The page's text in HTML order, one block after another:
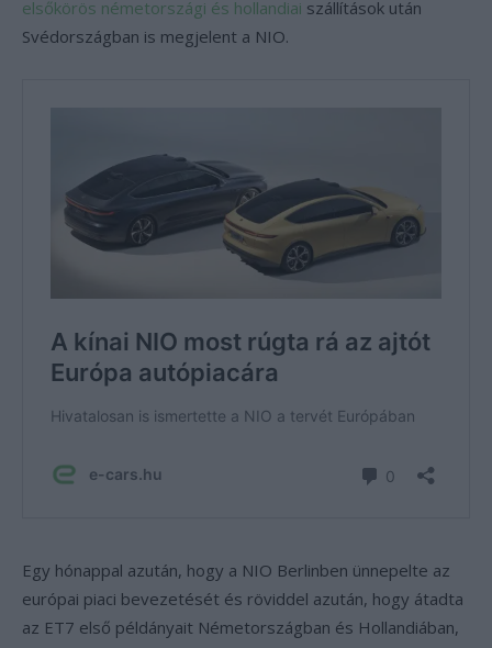
elsőkörös németországi és hollandiai szállítások után
Svédországban is megjelent a NIO.
Egy hónappal azután, hogy a NIO Berlinben ünnepelte az
európai piaci bevezetését és röviddel azután, hogy átadta
az ET7 első példányait Németországban és Hollandiában,